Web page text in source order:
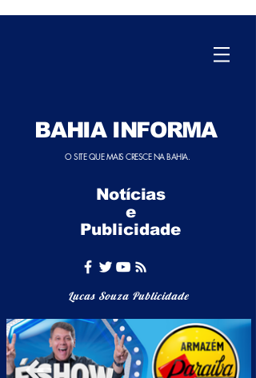
BAHIA INFORMA
O SITE QUE MAIS CRESCE NA BAHIA.
Notícias
e
Publicidade
Lucas Souza Publicidade